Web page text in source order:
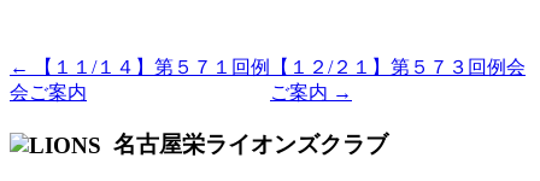
← 【１１/１４】第５７１回例
会ご案内
【１２/２１】第５７３回例会
ご案内 →
名古屋栄ライオンズクラブ